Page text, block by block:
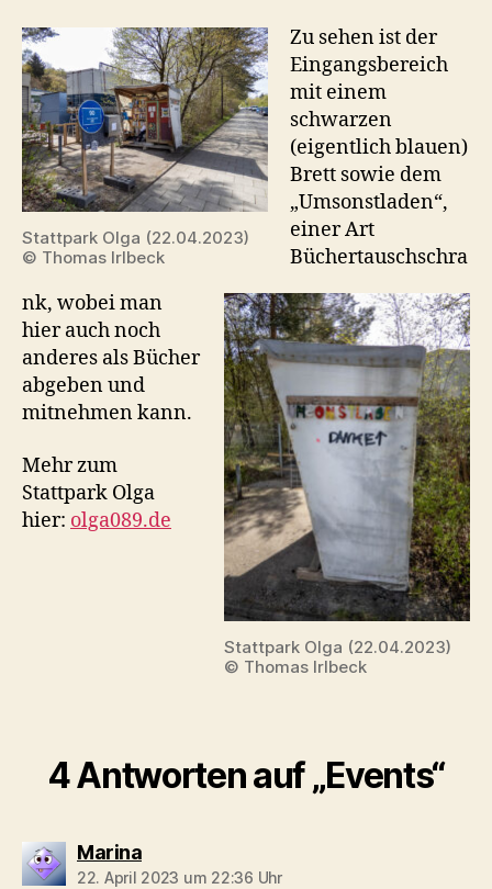
Stattpark Olga (22.04.2023)
© Thomas Irlbeck
Stattpark Olga (22.04.2023)
© Thomas Irlbeck
Zu sehen ist der
Eingangsbereich
mit einem
schwarzen
(eigentlich blauen)
Brett sowie dem
„Umsonstladen“,
einer Art
Büchertauschschra
nk, wobei man
hier auch noch
anderes als Bücher
abgeben und
mitnehmen kann.
Mehr zum
Stattpark Olga
hier: olga089.de
4 Antworten auf „Events“
Marinasagt:
22. April 2023 um 22:36 Uhr